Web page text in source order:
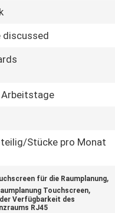
discussed
Arbeitstage
teilig/Stücke pro Monat
für die Raumplanung,
Touchscreen,
Verfügbarkeit des
RJ45